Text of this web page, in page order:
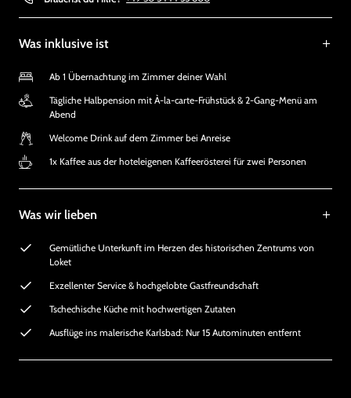
Was inklusive ist
Ab 1 Übernachtung im Zimmer deiner Wahl
Tägliche Halbpension mit À-la-carte-Frühstück & 2-Gang-Menü am
Abend
Welcome Drink auf dem Zimmer bei Anreise
1x Kaffee aus der hoteleigenen Kaffeerösterei für zwei Personen
Was wir lieben
Gemütliche Unterkunft im Herzen des historischen Zentrums von
Loket
Exzellenter Service & hochgelobte Gastfreundschaft
Tschechische Küche mit hochwertigen Zutaten
Ausflüge ins malerische Karlsbad: Nur 15 Autominuten entfernt